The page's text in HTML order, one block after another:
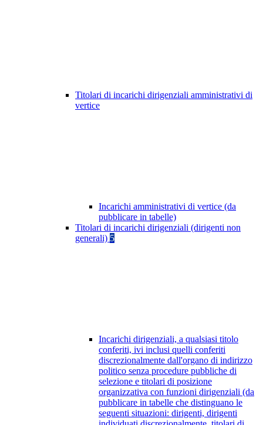
Titolari di incarichi dirigenziali amministrativi di
vertice
Incarichi amministrativi di vertice (da
pubblicare in tabelle)
Titolari di incarichi dirigenziali (dirigenti non
generali) 5
Incarichi dirigenziali, a qualsiasi titolo
conferiti, ivi inclusi quelli conferiti
discrezionalmente dall'organo di indirizzo
politico senza procedure pubbliche di
selezione e titolari di posizione
organizzativa con funzioni dirigenziali (da
pubblicare in tabelle che distinguano le
seguenti situazioni: dirigenti, dirigenti